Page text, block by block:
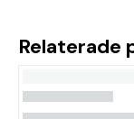
Relaterade